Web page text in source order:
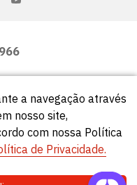
reservados.
a navegação através
nosso site,
com nossa Política
de Privacidade.